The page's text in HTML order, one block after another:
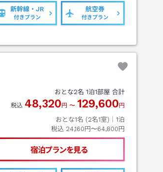
新幹線・JR
付きプラン
航空券
付きプラン
おとな2名 1泊1部屋 合計
税込 48,320 円 〜 129,600 円
おとな1名 (2名1室)｜ 1泊
税込 24,160円〜64,800円
宿泊プランを見る